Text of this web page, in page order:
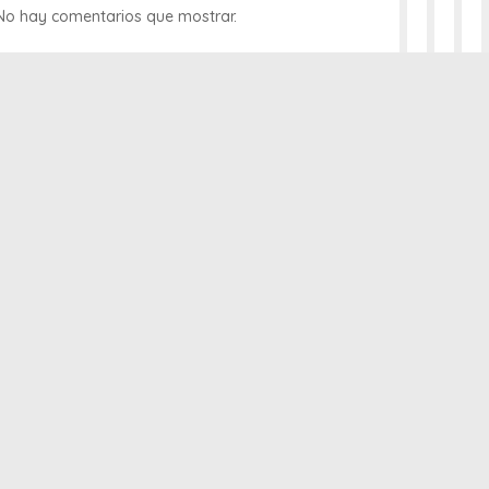
hay comentarios que mostrar.